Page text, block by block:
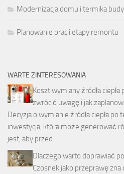
Modernizacja domu i termika
Planowanie prac i etapy remontu
WARTE ZINTERESOWANIA
Koszt wymiany źródła
zwrócić uwagę i jak
Decyzja o wymianie źródła ciepła
inwestycja, która może generować
jest, aby przed …
Dlaczego warto doprawiać
Czosnek jako przeprawę